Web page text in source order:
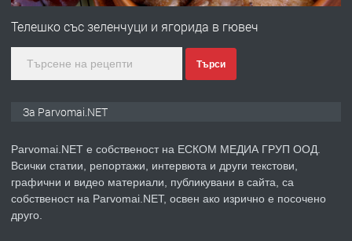
преди 1 година
ПРЕДЛАГА Уроци по Математика
Телешко със зеленчуци и ягорида в гювеч
Търси
За Parvomai.NET
Parvomai.NET е собственост на ЕСКОМ МЕДИА ГРУП ООД.
Всички статии, репортажи, интервюта и други текстови,
графични и видео материали, публикувани в сайта, са
собственост на Parvomai.NET, освен ако изрично е посочено
друго.